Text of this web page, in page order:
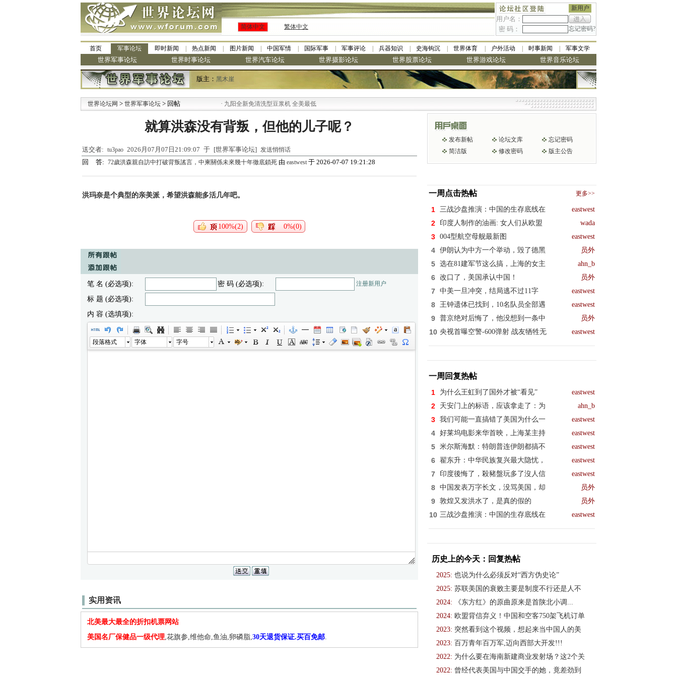
新用户
用户名：
密 码：
忘记密码?
简体中文 繁体中文
首页 军事论坛 即时新闻 热点新闻 图片新闻 中国军情 国际军事 军事评论 兵器知识 史海钩沉 世界体育 户外活动 时事新闻 军事文学
世界军事论坛 世界时事论坛 世界汽车论坛 世界摄影论坛 世界股票论坛 世界游戏论坛 世界音乐论坛
版主： 黑木崖
世界论坛网 > 世界军事论坛 > 回帖 九阳全新免清洗型豆浆机 全美最低
就算洪森没有背叛，但他的儿子呢？
送交者: tu3pao 2026月07月07日21:09:07 于 [世界军事论坛] 发送悄悄话
回 答: 72歲洪森親自訪中打破背叛謠言，中柬關係未來幾十年徹底鎖死 由 eastwest 于 2026-07-07 19:21:28
洪玛奈是个典型的亲美派，希望洪森能多活几年吧。
100%(2) 0%(0)
笔 名 (必选项): 密 码 (必选项): 注册新用户
标 题 (必选项):
内 容 (选填项):
段落格式 字体 字号
实用资讯
北美最大最全的折扣机票网站
美国名厂保健品一级代理,花旗参,维他命,鱼油,卵磷脂,30天退货保证.买百免邮.
发布新帖 论坛文库
忘记密码
简洁版
修改密码 版主公告
一周点击热帖 更多>>
1 三战沙盘推演：中国的生存底线在 eastwest
2 印度人制作的油画: 女人们从欧盟 wada
3 004型航空母舰最新图 eastwest
4 伊朗认为中方一个举动，毁了德黑 员外
5 选在81建军节这么搞，上海的女主 ahn_b
6 改口了，美国承认中国！ 员外
7 中美一旦冲突，结局逃不过11字 eastwest
8 王钟遗体已找到，10名队员全部遇 eastwest
9 普京绝对后悔了，他没想到一条中 员外
10 央视首曝空警-600弹射 战友牺牲无 eastwest
一周回复热帖
1 为什么王虹到了国外才被“看见” eastwest
2 天安门上的标语，应该拿走了：为 ahn_b
3 我们可能一直搞错了美国为什么一 eastwest
4 好莱坞电影来华首映，上海某主持 eastwest
5 米尔斯海默：特朗普连伊朗都搞不 eastwest
6 翟东升：中华民族复兴最大隐忧， eastwest
7 印度後悔了，殺豬盤玩多了沒人信 eastwest
8 中国发表万字长文，没骂美国，却 员外
9 敦煌又发洪水了，是真的假的 员外
10 三战沙盘推演：中国的生存底线在 eastwest
历史上的今天：回复热帖
2025: 也说为什么必须反对“西方伪史论”
2025: 苏联美国的衰败主要是制度不行还是人不
2024:
《东方红》的原曲原来是首陕北小调...
2024: 欧盟背信弃义！中国和空客750架飞机订单
2023: 突然看到这个视频，想起来当中国人的美
2023: 百万青年百万军,迈向西部大开发!!!
2022: 为什么要在海南新建商业发射场？这2个关
2022: 曾经代表美国与中国交手的她，竟差劲到